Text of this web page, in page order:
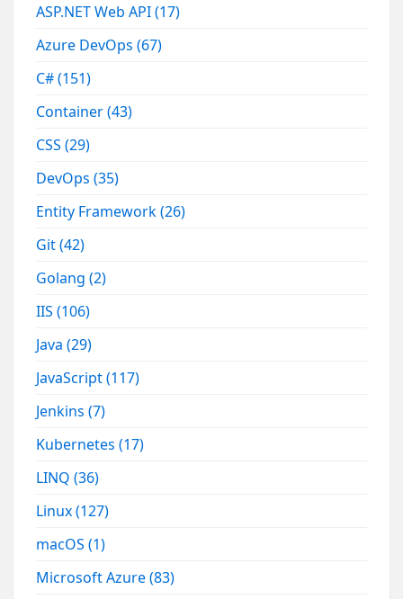
ASP.NET Web API(17)
Azure DevOps(67)
C#(151)
Container(43)
CSS(29)
DevOps(35)
Entity Framework(26)
Git(42)
Golang(2)
IIS(106)
Java(29)
JavaScript(117)
Jenkins(7)
Kubernetes(17)
LINQ(36)
Linux(127)
macOS(1)
Microsoft Azure(83)